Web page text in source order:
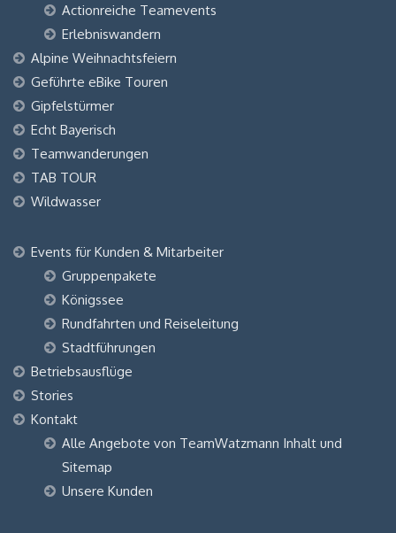
Actionreiche Teamevents
Erlebniswandern
Alpine Weihnachtsfeiern
Geführte eBike Touren
Gipfelstürmer
Echt Bayerisch
Teamwanderungen
TAB TOUR
Wildwasser
Events für Kunden & Mitarbeiter
Gruppenpakete
Königssee
Rundfahrten und Reiseleitung
Stadtführungen
Betriebsausflüge
Stories
Kontakt
Alle Angebote von TeamWatzmann Inhalt und
Sitemap
Unsere Kunden